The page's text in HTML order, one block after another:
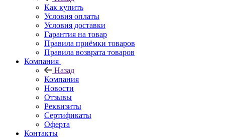
Как купить
Условия оплаты
Условия доставки
Гарантия на товар
Правила приёмки товаров
Правила возврата товаров
Компания
Назад
Компания
Новости
Отзывы
Реквизиты
Сертификаты
Оферта
Контакты